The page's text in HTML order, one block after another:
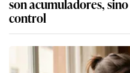
son acumuladores,
control